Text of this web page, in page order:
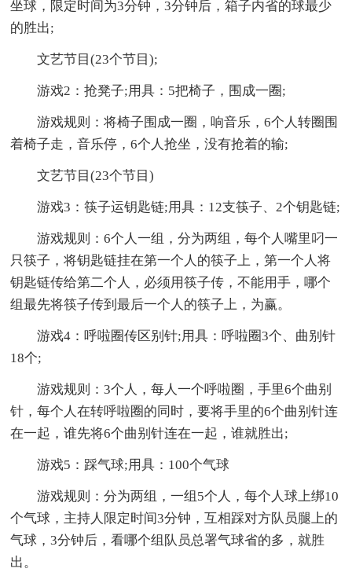
坐球，限定时间为3分钟，3分钟后，箱子内省的球最少
的胜出;
文艺节目(23个节目);
游戏2：抢凳子;用具：5把椅子，围成一圈;
游戏规则：将椅子围成一圈，响音乐，6个人转圈围
着椅子走，音乐停，6个人抢坐，没有抢着的输;
文艺节目(23个节目)
游戏3：筷子运钥匙链;用具：12支筷子、2个钥匙链;
游戏规则：6个人一组，分为两组，每个人嘴里叼一
只筷子，将钥匙链挂在第一个人的筷子上，第一个人将
钥匙链传给第二个人，必须用筷子传，不能用手，哪个
组最先将筷子传到最后一个人的筷子上，为赢。
游戏4：呼啦圈传区别针;用具：呼啦圈3个、曲别针
18个;
游戏规则：3个人，每人一个呼啦圈，手里6个曲别
针，每个人在转呼啦圈的同时，要将手里的6个曲别针连
在一起，谁先将6个曲别针连在一起，谁就胜出;
游戏5：踩气球;用具：100个气球
游戏规则：分为两组，一组5个人，每个人球上绑10
个气球，主持人限定时间3分钟，互相踩对方队员腿上的
气球，3分钟后，看哪个组队员总署气球省的多，就胜
出。